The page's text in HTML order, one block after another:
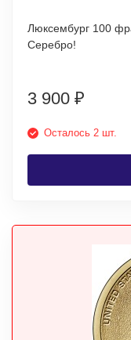
Люксембург 100
Серебро!
3 900 ₽
Осталось 2 шт.